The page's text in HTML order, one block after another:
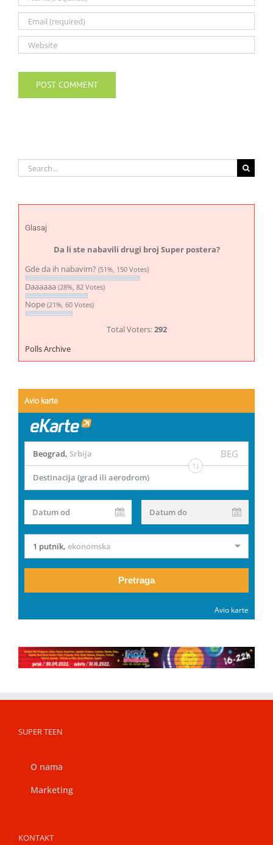
Search
for:
Glasaj
Da li ste nabavili drugi broj Super postera?
Gde da ih nabavim? (51%, 150 Votes)
Daaaaaa (28%, 82 Votes)
Nope (21%, 60 Votes)
Total Voters:292
Polls Archive
Avio karte
Beograd, Srbija BEG
Destinacija (grad ili aerodrom)
Datum od Datum do
1 putnik, ekonomska
Pretraga
Avio karte
SUPER TEEN
O nama
Marketing
KONTAKT